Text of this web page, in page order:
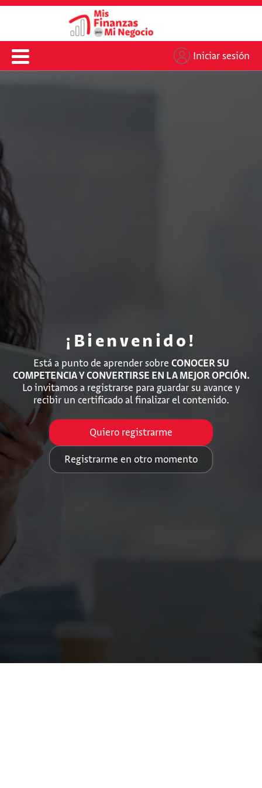
Iniciar sesión
¡Bienvenido!
Está a punto de aprender sobre CONOCER SU
COMPETENCIA Y CONVERTIRSE EN LA MEJOR OPCIÓN.
Lo invitamos a registrarse para guardar su avance y
recibir un certificado al finalizar el contenido.
Quiero registrarme
Registrarme en otro momento